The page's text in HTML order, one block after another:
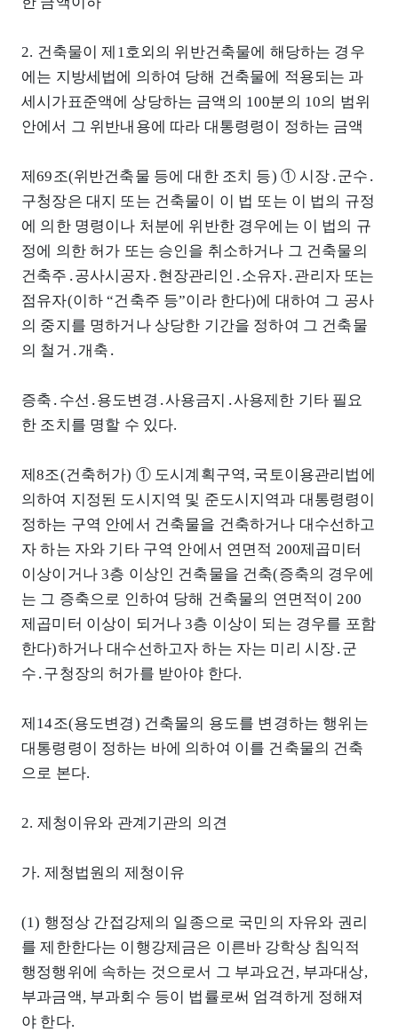
2. 건축물이 제1호외의 위반건축물에 해당하는 경우
에는 지방세법에 의하여 당해 건축물에 적용되는 과
세시가표준액에 상당하는 금액의 100분의 10의 범위
안에서 그 위반내용에 따라 대통령령이 정하는 금액
제69조(위반건축물 등에 대한 조치 등) ① 시장․군수․
구청장은 대지 또는 건축물이 이 법 또는 이 법의 규정
에 의한 명령이나 처분에 위반한 경우에는 이 법의 규
정에 의한 허가 또는 승인을 취소하거나 그 건축물의
건축주․공사시공자․현장관리인․소유자․관리자 또는
점유자(이하 “건축주 등”이라 한다)에 대하여 그 공사
의 중지를 명하거나 상당한 기간을 정하여 그 건축물
의 철거․개축․
증축․수선․용도변경․사용금지․사용제한 기타 필요
한 조치를 명할 수 있다.
제8조(건축허가) ① 도시계획구역, 국토이용관리법에
의하여 지정된 도시지역 및 준도시지역과 대통령령이
정하는 구역 안에서 건축물을 건축하거나 대수선하고
자 하는 자와 기타 구역 안에서 연면적 200제곱미터
이상이거나 3층 이상인 건축물을 건축(증축의 경우에
는 그 증축으로 인하여 당해 건축물의 연면적이 200
제곱미터 이상이 되거나 3층 이상이 되는 경우를 포함
한다)하거나 대수선하고자 하는 자는 미리 시장․군
수․구청장의 허가를 받아야 한다.
제14조(용도변경) 건축물의 용도를 변경하는 행위는
대통령령이 정하는 바에 의하여 이를 건축물의 건축
으로 본다.
2. 제청이유와 관계기관의 의견
가. 제청법원의 제청이유
(1) 행정상 간접강제의 일종으로 국민의 자유와 권리
를 제한한다는 이행강제금은 이른바 강학상 침익적
행정행위에 속하는 것으로서 그 부과요건, 부과대상,
부과금액, 부과회수 등이 법률로써 엄격하게 정해져
야 한다.